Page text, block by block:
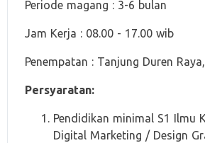
Periode magang : 3-6 bulan
Jam Kerja : 08.00 - 17.00 wib
Penempatan : Tanjung Duren
Persyaratan:
Pendidikan minimal S1 Ilmu
Digital Marketing / Design